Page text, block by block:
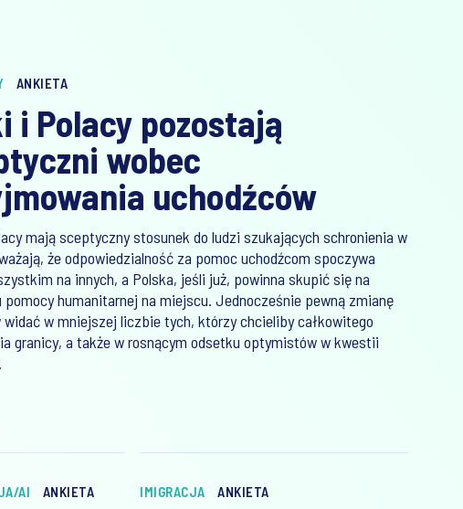
ANKIETA
i Polacy pozostają
wobec
uchodźców
mają sceptyczny stosunek do ludzi szukających schronienia w
że odpowiedzialność za pomoc uchodźcom spoczywa
na innych, a Polska, jeśli już, powinna skupić się na
pomocy humanitarnej na miejscu. Jednocześnie pewną zmianę
w mniejszej liczbie tych, którzy chcieliby całkowitego
granicy, a także w rosnącym odsetku optymistów w kwestii
AI ANKIETA IMIGRACJA ANKIETA